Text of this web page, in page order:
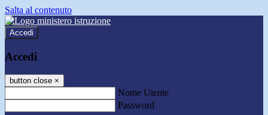
Salta al contenuto
Accedi
Accedi
button close ×
Nome Utente
Password